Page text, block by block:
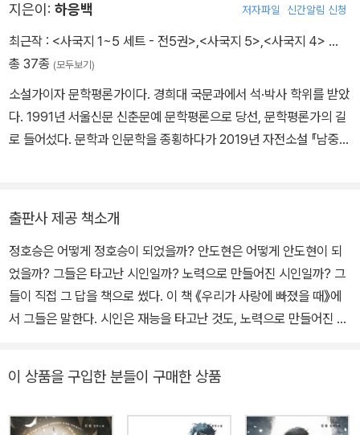
소리』 『시의 정거장』 『사랑하는 것은 모두 멀리 있다』 등이 있다. 김
수영문학상, 정지용문학상 등을 수상했으며 2025년 현재 한양여대
문예창작과 교수로 재직 중이다.
지은이: 하응백 저자파일 신간알림 신청
최근작 : <사국지 1~5 세트 - 전5권>,<사국지 5>,<사국지 4> …
총 37종 (모두보기)
소설가이자 문학평론가이다. 경희대 국문과에서 석·박사 학위를 받았
다. 1991년 서울신문 신춘문예 문학평론으로 당선, 문학평론가의 길
로 들어섰다. 문학과 인문학을 종횡하다가 2019년 자전소설 『남중
출판사 제공 책소개
정호승은 어떻게 정호승이 되었을까? 안도현은 어떻게 안도현이 되
었을까? 그들은 타고난 시인일까? 노력으로 만들어진 시인일까? 그
들이 직접 그 답을 책으로 썼다. 이 책 《우리가 사랑에 빠졌을 때》에
서 그들은 말한다. 시인은 재능을 타고난 것도, 노력으로 만들어진 것
우고, 그 시를 흉내 내다 습작하게 되고, 그러다가 시인이 된 것이다.
인이 되기는커녕 시를 좋아하게 되지도 않았을 것이다. 그들은 또 말
이 상품을 구입한 분들이 구매한 상품